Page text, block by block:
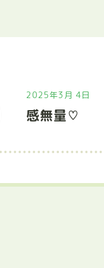
2025年3月 4日
感無量♡